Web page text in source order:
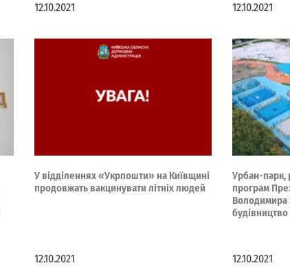
12.10.2021 12.10.2021
У відділеннях «Укрпошти» на Київщині
продовжать вакцинувати літніх людей
12.10.2021
Урбан-парк,
програм
Володимира
12.10.2021